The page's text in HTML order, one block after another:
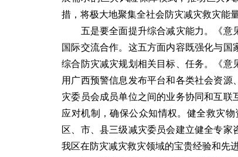
措，将极大地聚集全社会防灾减灾救灾能
五是要全面提升综合减灾能力。《意见
国际交流合作。这五方面内容既强化与
综合防灾减灾规划相关目标、任务。《意
用广西预警信息发布平台和各类社会资
灾委员会成员单位之间的业务协同和互
应对机制，确保公众知情权。健全救灾
区、市、县三级减灾委员会建立健全专
我区在防灾减灾救灾领域的宝贵经验和先